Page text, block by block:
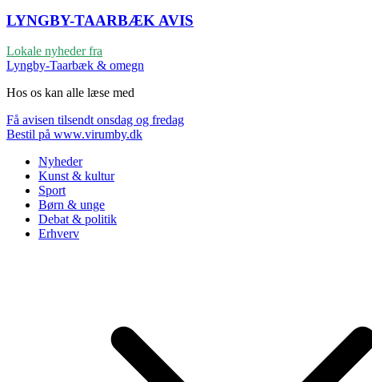
LYNGBY-TAARBÆK AVIS
Lokale nyheder fra
Lyngby-Taarbæk & omegn
Hos os kan alle læse med
Få avisen tilsendt onsdag og fredag
Bestil på www.virumby.dk
Nyheder
Kunst & kultur
Sport
Børn & unge
Debat & politik
Erhverv